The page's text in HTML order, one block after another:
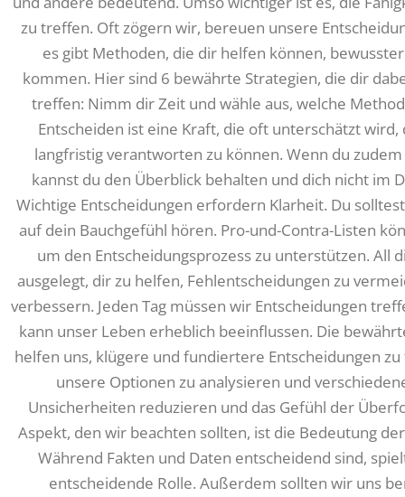
zu treffen. Oft zögern wir, bereuen unsere
es gibt Methoden, die dir helfen können,
kommen. Hier sind 6 bewährte Strategien, die dir
treffen: Nimm dir Zeit und wähle aus, welche
Entscheiden ist eine Kraft, die oft unterschätzt
langfristig verantworten zu können. Wenn du
kannst du den Überblick behalten und dich nicht im
Wichtige Entscheidungen erfordern Klarheit. Du
auf dein Bauchgefühl hören. Pro-und-Contra-Listen
um den Entscheidungsprozess zu unterstützen. All
ausgelegt, dir zu helfen, Fehlentscheidungen zu
verbessern. Jeden Tag müssen wir Entscheidungen
kann unser Leben erheblich beeinflussen. Die
helfen uns, klügere und fundiertere Entscheidungen
unsere Optionen zu analysieren und
Unsicherheiten reduzieren und das Gefühl der
Aspekt, den wir beachten sollten, ist die Bedeutung
Während Fakten und Daten entscheidend sind,
entscheidende Rolle. Außerdem sollten wir uns